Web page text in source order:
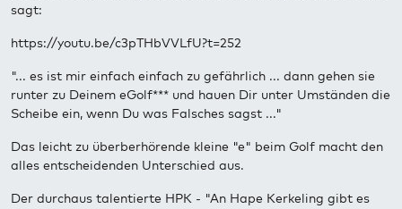
sagt:
https://youtu.be/c3pTHbVVLfU?t=252
"... es ist mir einfach einfach zu gefährlich ... dann gehen sie
runter zu Deinem eGolf*** und hauen Dir unter Umständen die
Scheibe ein, wenn Du was Falsches sagst ..."
Das leicht zu überberhörende kleine "e" beim Golf macht den
alles entscheidenden Unterschied aus.
Der durchaus talentierte HPK - "An Hape Kerkeling gibt es